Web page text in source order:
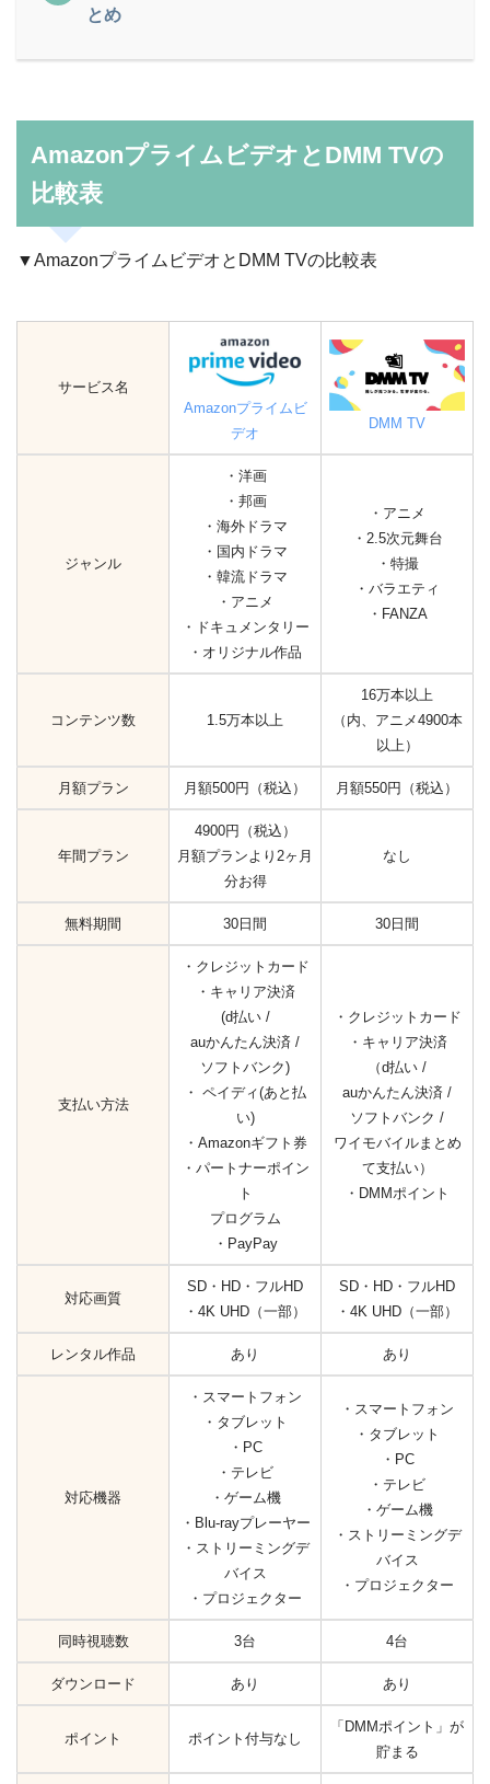
とめ
AmazonプライムビデオとDMM TVの
比較表
▼AmazonプライムビデオとDMM TVの比較表
サービス名
Amazonプライムビ
デオ
DMM TV
ジャンル
・洋画
・邦画
・海外ドラマ
・国内ドラマ
・韓流ドラマ
・アニメ
・ドキュメンタリー
・オリジナル作品
・アニメ
・2.5次元舞台
・特撮
・バラエティ
・FANZA
コンテンツ数 1.5万本以上
16万本以上
（内、アニメ4900本
以上）
月額プラン 月額500円（税込） 月額550円（税込）
年間プラン
4900円（税込）
月額プランより2ヶ月
分お得
なし
無料期間 30日間 30日間
支払い方法
・クレジットカード
・キャリア決済
(d払い /
auかんたん決済 /
ソフトバンク)
・ ペイディ(あと払
い)
・Amazonギフト券
・パートナーポイン
ト
プログラム
・PayPay
・クレジットカード
・キャリア決済
（d払い /
auかんたん決済 /
ソフトバンク /
ワイモバイルまとめ
て支払い）
・DMMポイント
対応画質
SD・HD・フルHD
・4K UHD（一部）
SD・HD・フルHD
・4K UHD（一部）
レンタル作品 あり あり
対応機器
・スマートフォン
・タブレット
・PC
・テレビ
・ゲーム機
・Blu-rayプレーヤー
・ストリーミングデ
バイス
・プロジェクター
・スマートフォン
・タブレット
・PC
・テレビ
・ゲーム機
・ストリーミングデ
バイス
・プロジェクター
同時視聴数 3台 4台
ダウンロード あり あり
ポイント ポイント付与なし
「DMMポイント」が
貯まる